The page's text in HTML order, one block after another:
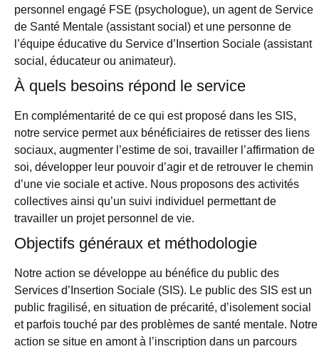
personnel engagé FSE (psychologue), un agent de Service
de Santé Mentale (assistant social) et une personne de
l’équipe éducative du Service d’Insertion Sociale (assistant
social, éducateur ou animateur).
À quels besoins répond le service
En complémentarité de ce qui est proposé dans les SIS,
notre service permet aux bénéficiaires de retisser des liens
sociaux, augmenter l’estime de soi, travailler l’affirmation de
soi, développer leur pouvoir d’agir et de retrouver le chemin
d’une vie sociale et active. Nous proposons des activités
collectives ainsi qu’un suivi individuel permettant de
travailler un projet personnel de vie.
Objectifs généraux et méthodologie
Notre action se développe au bénéfice du public des
Services d’Insertion Sociale (SIS). Le public des SIS est un
public fragilisé, en situation de précarité, d’isolement social
et parfois touché par des problèmes de santé mentale. Notre
action se situe en amont à l’inscription dans un parcours